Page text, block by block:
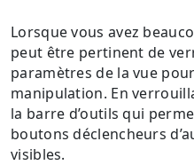
Lorsque vous avez
peut être pertinent de
paramètres de la vue
manipulation. En
la barre d’outils qui
boutons déclencheurs
visibles.